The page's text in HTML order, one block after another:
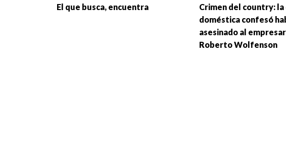
El que busca, encuentra
Crimen del country:
doméstica confesó
asesinado al
Roberto Wolfenson